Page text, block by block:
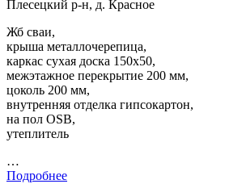
Плесецкий р-н, д. Красное
Жб сваи,
крыша металлочерепица,
каркас сухая доска 150х50,
межэтажное перекрытие 200 мм,
цоколь 200 мм,
внутренняя отделка гипсокартон,
на пол OSB,
утеплитель
…
Подробнее